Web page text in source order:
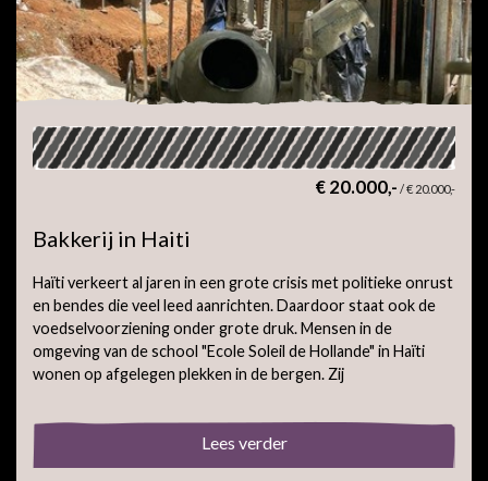
€ 20.000,- /€ 20.000,-
Bakkerij in Haiti
Haïti verkeert al jaren in een grote crisis met politieke onrust
en bendes die veel leed aanrichten. Daardoor staat ook de
voedselvoorziening onder grote druk. Mensen in de
omgeving van de school "Ecole Soleil de Hollande" in Haïti
wonen op afgelegen plekken in de bergen. Zij
Lees verder